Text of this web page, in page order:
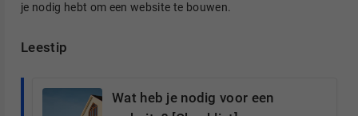
je nodig hebt om een website te bouwen.
Leestip
Wat heb je nodig voor een